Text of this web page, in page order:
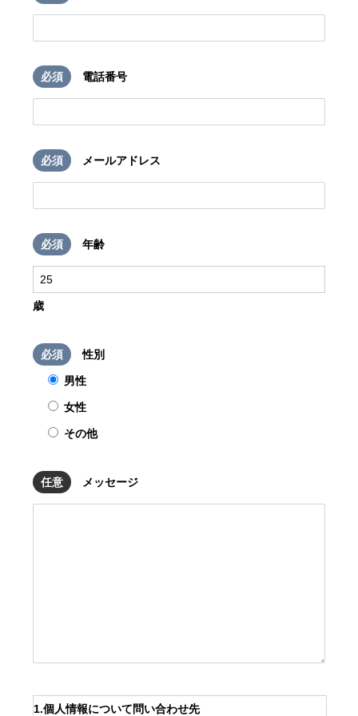
会社を知る
仕事を知る
必須 電話番号
必須 メールアドレス
必須 年齢
歳
必須 性別
男性
女性
その他
任意 メッセージ
1.個人情報について問い合わせ先